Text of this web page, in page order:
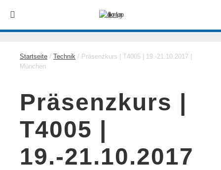
Startseite / Technik / Präsenzkurs | T4005 | 19.-21.10.2017 |
München
Präsenzkurs |
T4005 |
19.-21.10.2017